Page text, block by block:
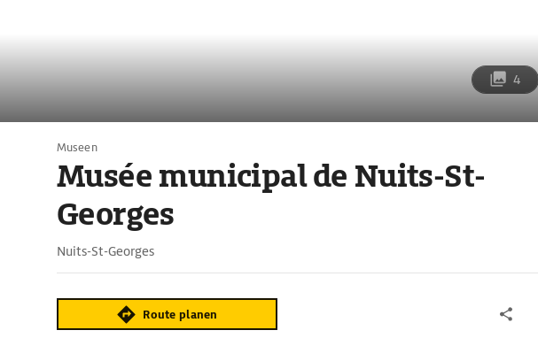
4
Museen
Musée municipal de Nuits-St-
Georges
Nuits-St-Georges
Route planen